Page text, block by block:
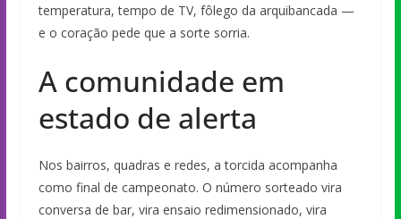
temperatura, tempo de TV, fôlego da arquibancada —
e o coração pede que a sorte sorria.
A comunidade em
estado de alerta
Nos bairros, quadras e redes, a torcida acompanha
como final de campeonato. O número sorteado vira
conversa de bar, vira ensaio redimensionado, vira